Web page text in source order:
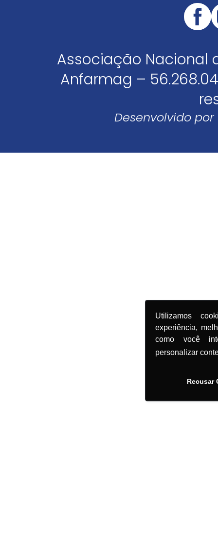
Utilizamos
experiência,
como você
personalizar
Recusar
Associação Nacional
Anfarmag –
Desenvolvido por